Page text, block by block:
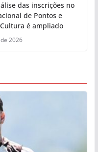
das inscrições no
de Pontos e
é ampliado
2026